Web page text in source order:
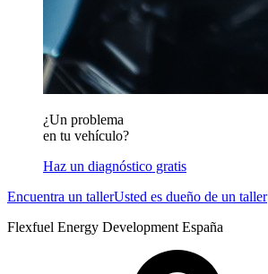
¿Un problema
en tu vehículo?
Haz un diagnóstico gratis
Encuentra un tallerUsted es dueño de un taller
Flexfuel Energy Development España